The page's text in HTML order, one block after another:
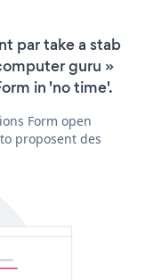
par take a stab
guru »
in 'no time'.
Form open
proposent des